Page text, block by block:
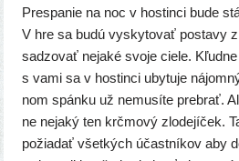
Prespanie na noc v hos­tin­ci bude
V hre sa budú vysky­to­vať posta­vy
sa­dzo­vať neja­ké svo­je cie­le.
s vami sa v hos­tin­ci uby­tu­je
nom spán­ku už nemu­sí­te pre­brať.
ne neja­ký ten krč­mo­vý zlo­de­jí­ček.
požia­dať všet­kých účast­ní­kov aby